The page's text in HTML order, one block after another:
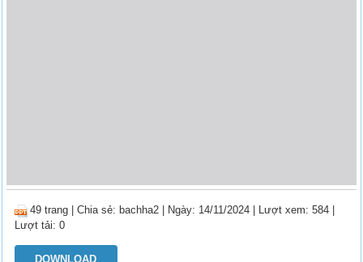
49 trang |Chia sẻ: bachha2 | Ngày: 14/11/2024 | Lượt xem: 584
Lượt tải: 0
DOWNLOAD